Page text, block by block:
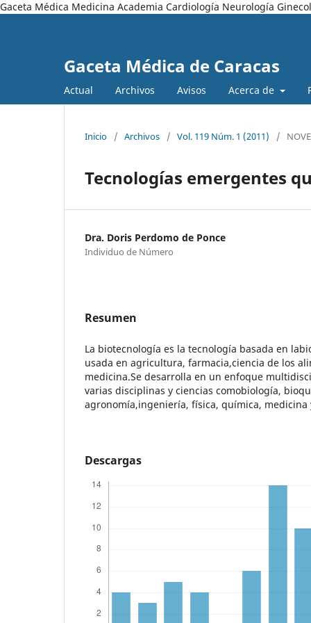
Gaceta Médica Medicina Academia Cardiología Neurología
Gaceta Médica de Caracas
Actual Archivos Avisos Acerca de
Inicio / Archivos / Vol. 119 Núm. 1 (2011) /
Tecnologías emergentes
Dra. Doris Perdomo de Ponce
Individuo de Número
Resumen
La biotecnología es la tecnología basada en
usada en agricultura, farmacia,ciencia de los
medicina.Se desarrolla en un enfoque
varias disciplinas y ciencias comobiología,
agronomía,ingeniería, física, química,
Descargas